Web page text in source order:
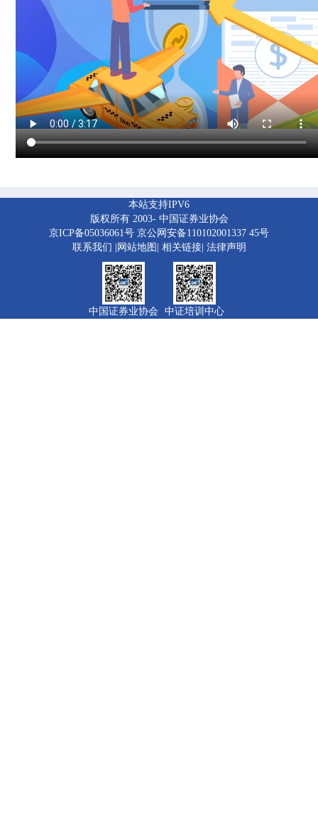
本站支持IPV6
版权所有 2003-中国证券业协会
京ICP备05036061号 京公网安备110102001337 45号
联系我们
网站地图 相关链接| 法律声明
中国证券业协会 中证培训中心